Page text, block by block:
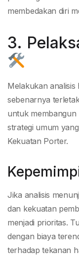
membedakan diri
3.
Melakukan
sebenarnya
untuk membangun
strategi umum
Kekuatan Porter.
Jika analisis
dan kekuatan
menjadi prioritas.
dengan biaya
terhadap tekanan